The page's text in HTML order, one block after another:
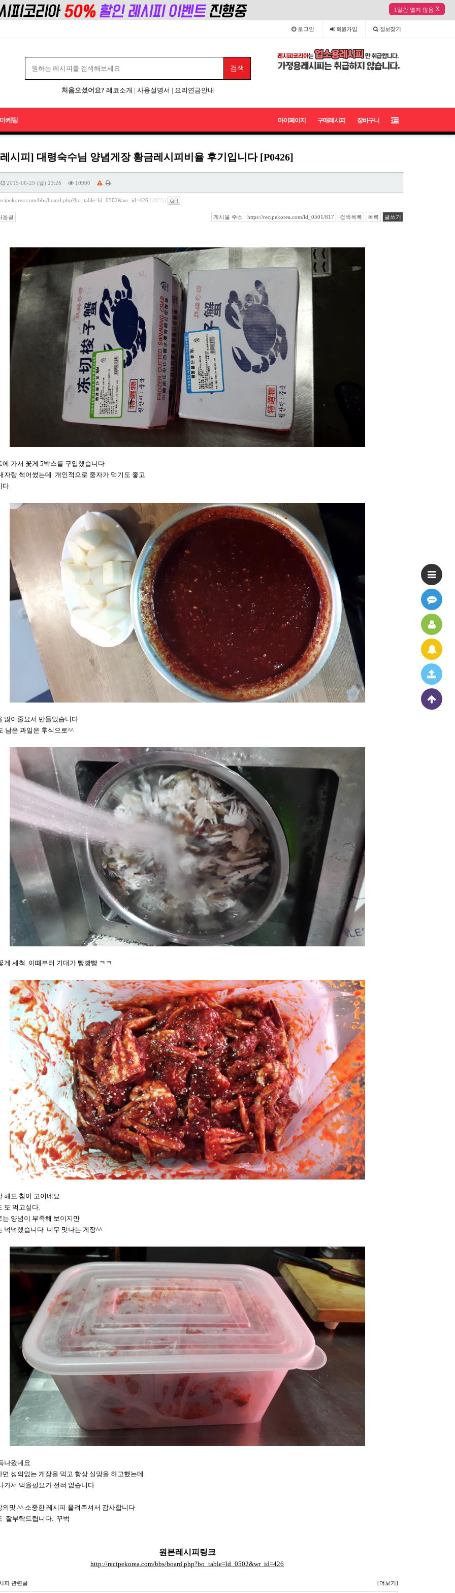
1일간 열지 않음 X
로그인 회원가입 정보찾기
처음오셨어요? 레코소개 | 사용설명서 | 요리연금안내
마이페이지 구매레시피 장바구니
마케팅
시피] 대령숙수님 양념게장 황금레시피비율 후기입니다 [P0426]
2015-06-29 (월) 23:26 10990
bbs/board.php?bo_table=ld_0502&wr_id=426 (2855)
음글 게시물 주소 : https://recipekorea.com/ld_0501/817 검색목록 목록 글쓰기
에 가서 꽃게 5박스를 구입했습니다
자랑 썩어썼는데 개인적으로 중자가 먹기도 좋고
.
많이줄요서 만들었습니다
남은 과일은 후식으로^^
게 세척 이때부터 기대가 빵빵빵 ㅋㅋ
해도 침이 고이네요
또 먹고싶다.
는 양념이 부족해 보이지만
넉넉했습니다 너무 맛나는 게장^^
나왔네요
면 성의없는 게장을 먹고 항상 실망을 하고했는데
가서 먹을필요가 전혀 없습니다
의맛 ^^ 소중한 레시피 올려주셔서 감사합니다
잘부탁드립니다. 꾸벅
원본레시피링크
http://recipekorea.com/bbs/board.php?bo_table=ld_0502&wr_id=426
피 관련글 [더보기]